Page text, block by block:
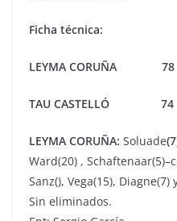
Ficha técnica:
LEYMA CORUÑA 78
TAU
LEYMA CORUÑA: Soluade
Ward(20) ,
Sanz(), Vega(15),
Sin eliminados.